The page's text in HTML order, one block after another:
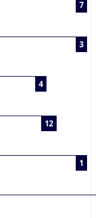
7
3
4
12
1